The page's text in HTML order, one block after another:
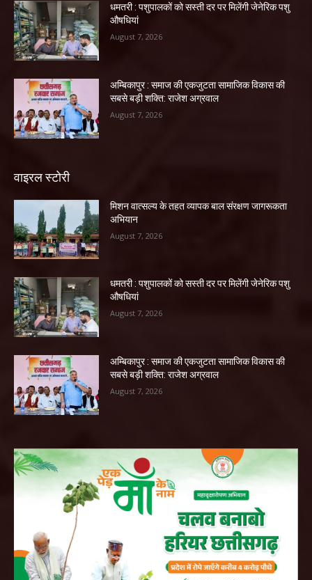
धमतरी : पशुपालकों को सस्ती दर पर मिलेंगी जेनेरिक पशु
औषधियां
August 7, 2026
अम्बिकापुर : समाज की एकजुटता सामाजिक विकास की
सबसे बड़ी शक्ति: राजेश अग्रवाल
August 7, 2026
वाइरल स्टोरी
मिशन वात्सल्य के तहत व्यापक बाल संरक्षण जागरूकता
अभियान
August 7, 2026
धमतरी : पशुपालकों को सस्ती दर पर मिलेंगी जेनेरिक पशु
औषधियां
August 7, 2026
अम्बिकापुर : समाज की एकजुटता सामाजिक विकास की
सबसे बड़ी शक्ति: राजेश अग्रवाल
August 7, 2026